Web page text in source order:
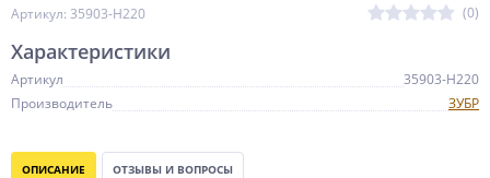
Артикул: 35903-H220 (0)
Характеристики
Артикул
35903-H220
Производитель
ЗУБР
ОПИСАНИЕ ОТЗЫВЫ И ВОПРОСЫ